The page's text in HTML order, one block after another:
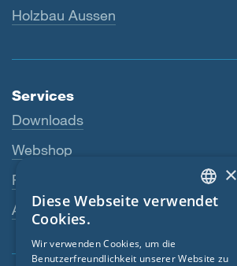
Holzbau Aussen
Services
Downloads
Webshop
Fachhändler
Ansprechpartner
ENGLISH
FRENCH
×
Diese Webseite verwendet
Cookies.
Wir verwenden Cookies, um die
Benutzerfreundlichkeit unserer Website zu